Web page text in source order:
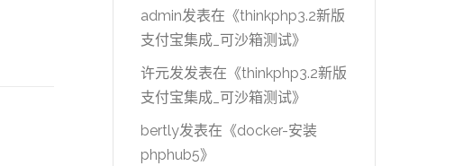
admin发表在《thinkphp3.2新版
支付宝集成_可沙箱测试》
许元发发表在《thinkphp3.2新版
支付宝集成_可沙箱测试》
bertly发表在《docker-安装
phphub5》